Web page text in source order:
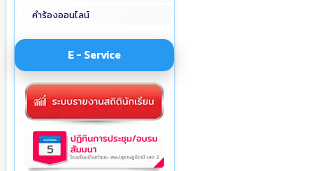
คำร้องออนไลน์
E - Service